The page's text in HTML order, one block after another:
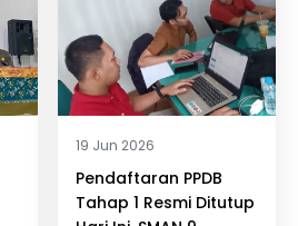
19 Jun 2026
Pendaftaran PPDB
Tahap 1 Resmi Ditutup